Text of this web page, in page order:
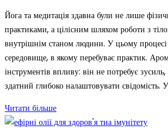
Йога та медитація здавна були не лише
практиками, а цілісним шляхом роботи з
внутрішнім станом людини. У цьому процесі
середовище, в якому перебуває практик.
інструментів впливу: він не потребує
здатний глибоко налаштовувати
Читати більше